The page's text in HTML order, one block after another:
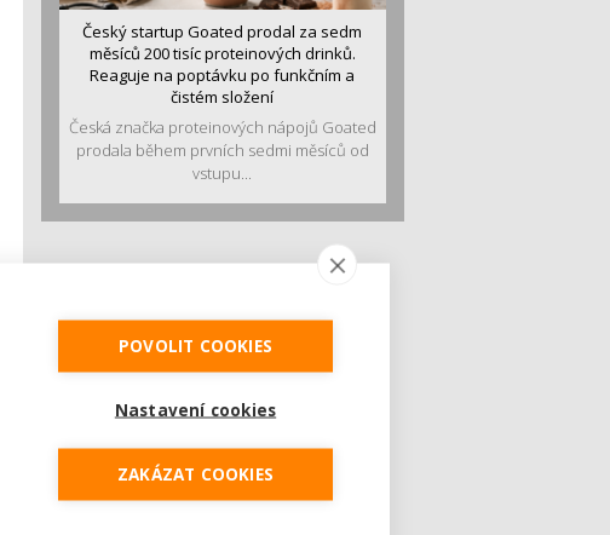
Český startup Goated prodal za sedm
měsíců 200 tisíc proteinových drinků.
Reaguje na poptávku po funkčním a
čistém složení
Česká značka proteinových nápojů Goated
prodala během prvních sedmi měsíců od
vstupu...
POVOLIT COOKIES
Nastavení cookies
ZAKÁZAT COOKIES